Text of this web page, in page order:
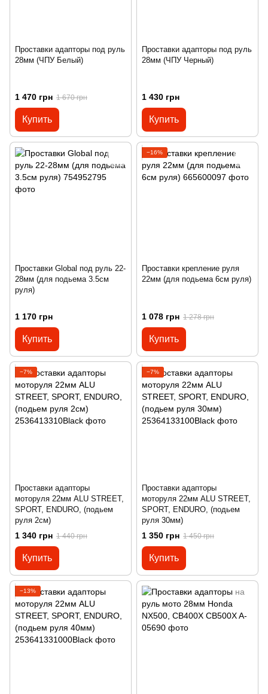
Проставки адапторы под руль
28мм (ЧПУ Белый)
1 470 грн 1 670 грн
Купить
Проставки адапторы под руль
28мм (ЧПУ Черный)
1 430 грн
Купить
Проставки Global под руль 22-
28мм (для подьема 3.5см
руля)
1 170 грн
Купить
−16%
Проставки крепление руля
22мм (для подьема 6см руля)
1 078 грн 1 278 грн
Купить
−7%
Проставки адапторы
моторуля 22мм ALU STREET,
SPORT, ENDURO, (подьем
руля 2см)
1 340 грн 1 440 грн
Купить
−7%
Проставки адапторы
моторуля 22мм ALU STREET,
SPORT, ENDURO, (подьем
руля 30мм)
1 350 грн 1 450 грн
Купить
−13%